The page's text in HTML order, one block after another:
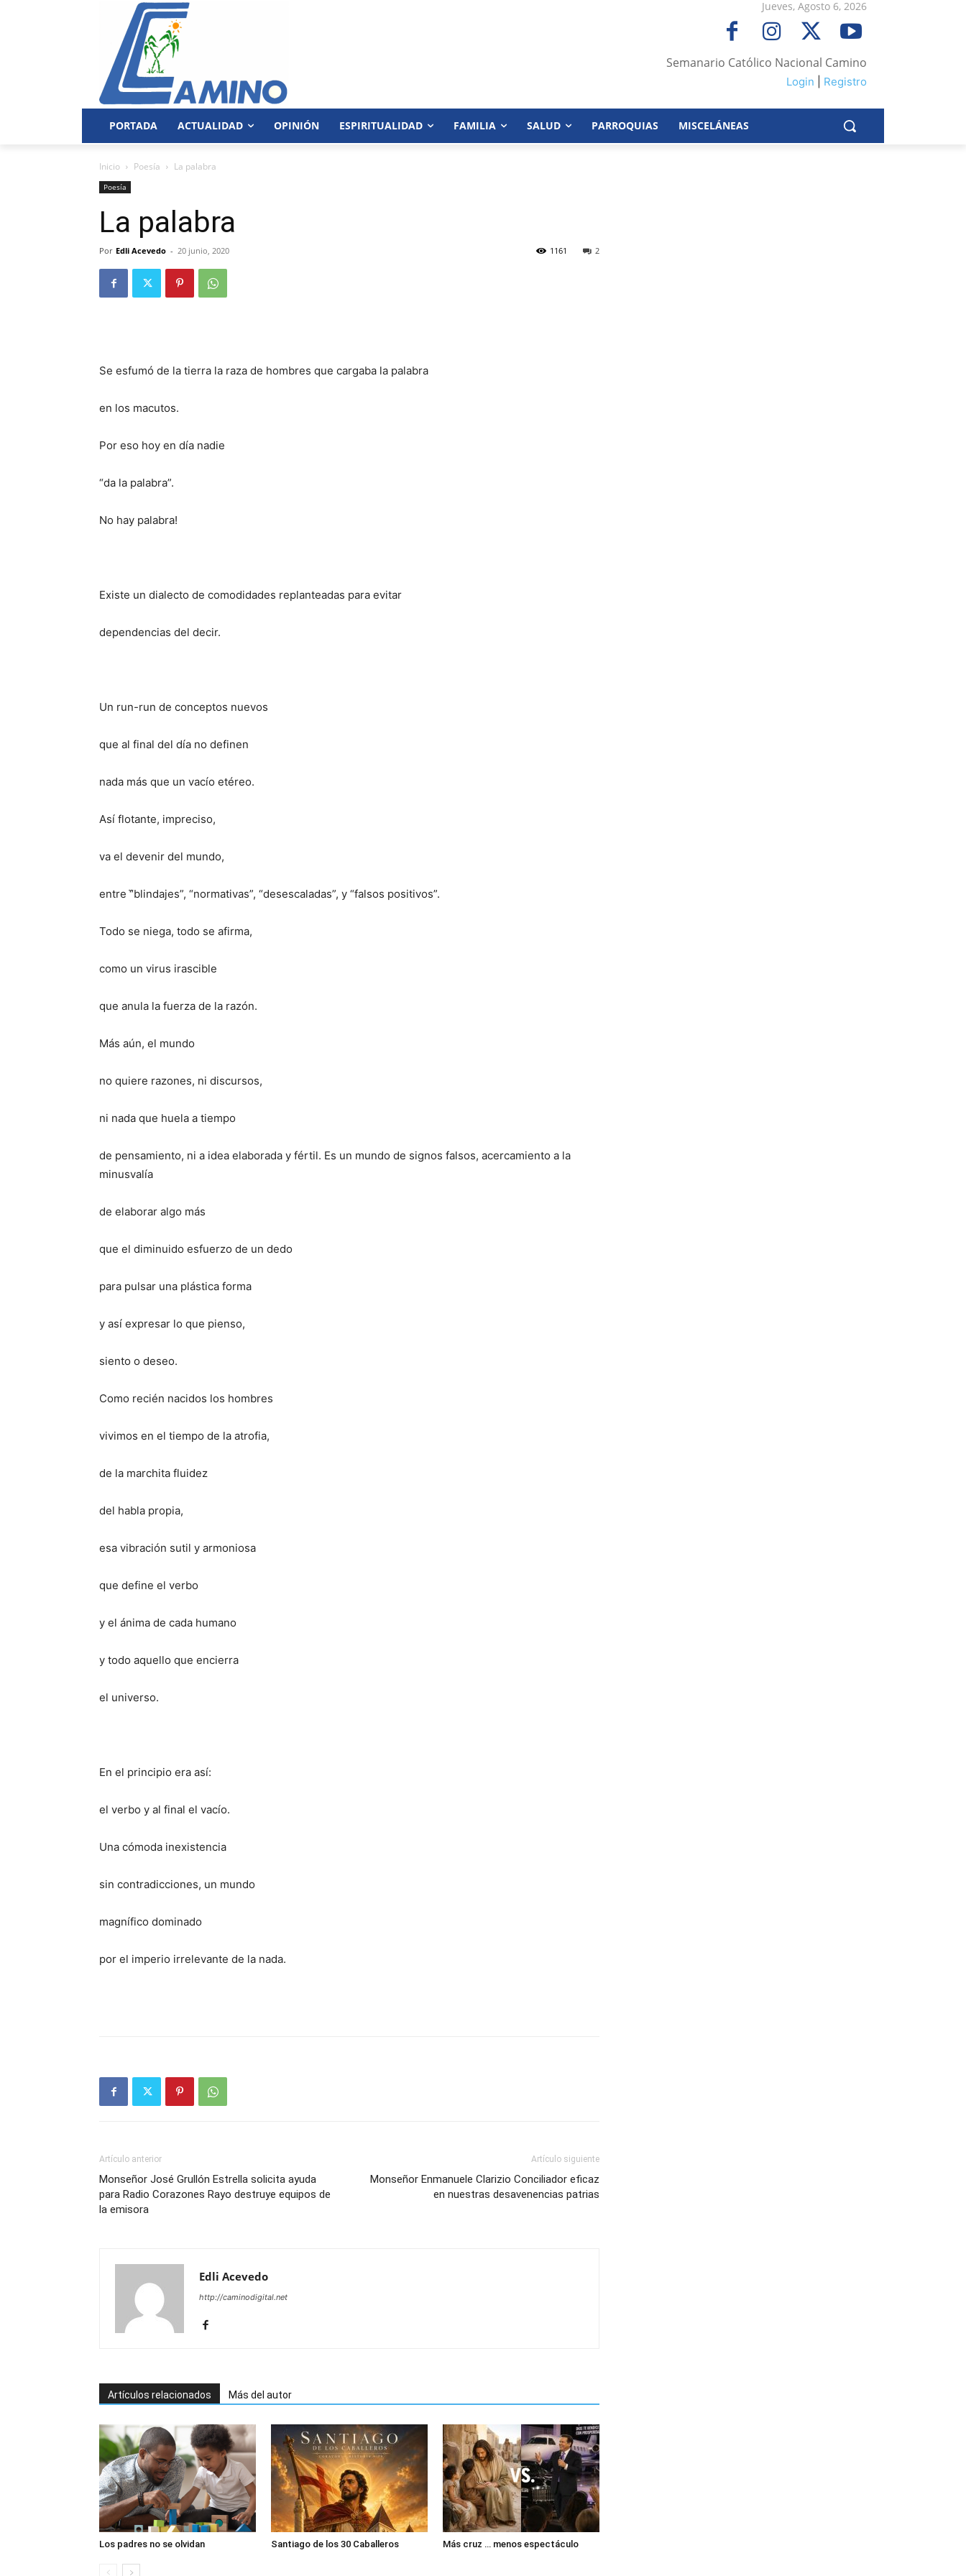
Jueves, Agosto 6, 2026
Semanario Católico Nacional Camino
Login Registro
PORTADA ACTUALIDAD OPINIÓN ESPIRITUALIDAD FAMILIA SALUD PARROQUIAS MISCELÁNEAS
Inicio Poesía La palabra
Poesía
La palabra
Por Edli Acevedo - 20 junio, 2020 2
1161
Se esfumó de la tierra la raza de hombres que cargaba la palabra
en los macutos.
Por eso hoy en día nadie
“da la palabra”.
No hay palabra!
Existe un dialecto de comodidades replanteadas para evitar
dependencias del decir.
Un run-run de conceptos nuevos
que al final del día no definen
nada más que un vacío etéreo.
Así flotante, impreciso,
va el devenir del mundo,
entre “̈blindajes”, “normativas”, “desescaladas”, y “falsos positivos”.
Todo se niega, todo se afirma,
como un virus irascible
que anula la fuerza de la razón.
Más aún, el mundo
no quiere razones, ni discursos,
ni nada que huela a tiempo
de pensamiento, ni a idea elaborada y fértil. Es un mundo de signos falsos, acercamiento a la
minusvalía
de elaborar algo más
que el diminuido esfuerzo de un dedo
para pulsar una plástica forma
y así expresar lo que pienso,
siento o deseo.
Como recién nacidos los hombres
vivimos en el tiempo de la atrofia,
de la marchita fluidez
del habla propia,
esa vibración sutil y armoniosa
que define el verbo
y el ánima de cada humano
y todo aquello que encierra
el universo.
En el principio era así:
el verbo y al final el vacío.
Una cómoda inexistencia
sin contradicciones, un mundo
magnífico dominado
por el imperio irrelevante de la nada.
Artículo anterior
Monseñor José Grullón Estrella solicita ayuda
para Radio Corazones Rayo destruye equipos de
la emisora
Artículo siguiente
Monseñor Enmanuele Clarizio Conciliador eficaz
en nuestras desavenencias patrias
Edli Acevedo
http://caminodigital.net
Artículos relacionados Más del autor
Los padres no se olvidan Santiago de los 30 Caballeros Más cruz … menos espectáculo